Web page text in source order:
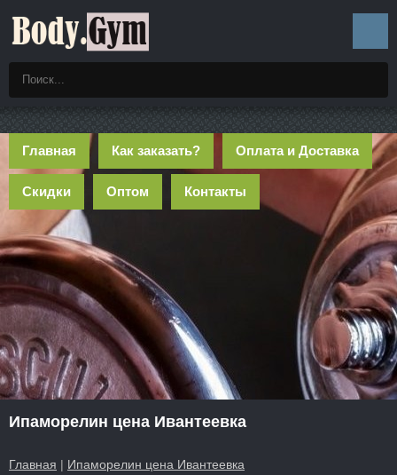
Главная Как заказать? Оплата и Доставка
Скидки Оптом Контакты
Ипаморелин цена Ивантеевка
Главная | Ипаморелин цена Ивантеевка